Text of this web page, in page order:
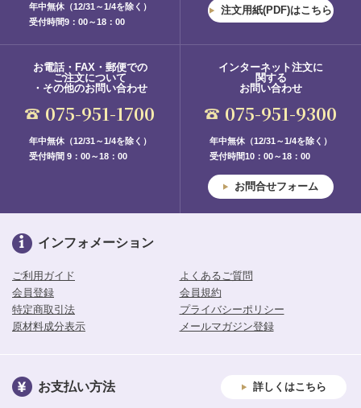
年中無休（12/31～1/4を除く）
受付時間9：00～18：00
注文用紙(PDF)はこちら
お電話・FAX・郵便での
ご注文について
・その他のお問い合わせ
075-951-1700
年中無休（12/31～1/4を除く）
受付時間 9：00～18：00
インターネット注文に
関する
お問い合わせ
075-951-9300
年中無休（12/31～1/4を除く）
受付時間10：00～18：00
お問合せフォーム
インフォメーション
ご利用ガイド
よくあるご質問
会員登録
会員規約
特定商取引法
プライバシーポリシー
原材料成分表示
メールマガジン登録
お支払い方法 詳しくはこちら